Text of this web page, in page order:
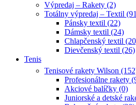
Výpredaj – Rakety (2)
Totálny výpredaj – Textil
Pánsky textil (22)
Dámsky textil (24)
Chlapčenský textil
Dievčenský textil (26)
Tenis
Tenisové rakety Wilson
Profesionálne rakety
Akciové balíčky (0)
Juniorské a detské